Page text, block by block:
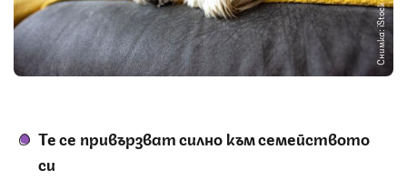
Снимка: iStock
Те се привързват силно към семейството
си